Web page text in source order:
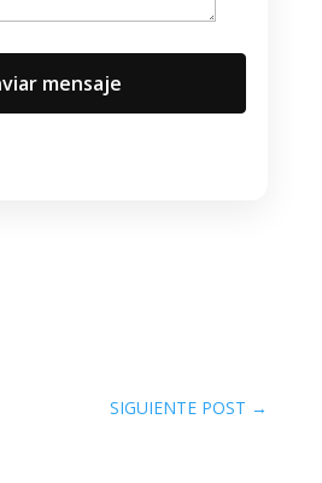
SIGUIENTE POST →